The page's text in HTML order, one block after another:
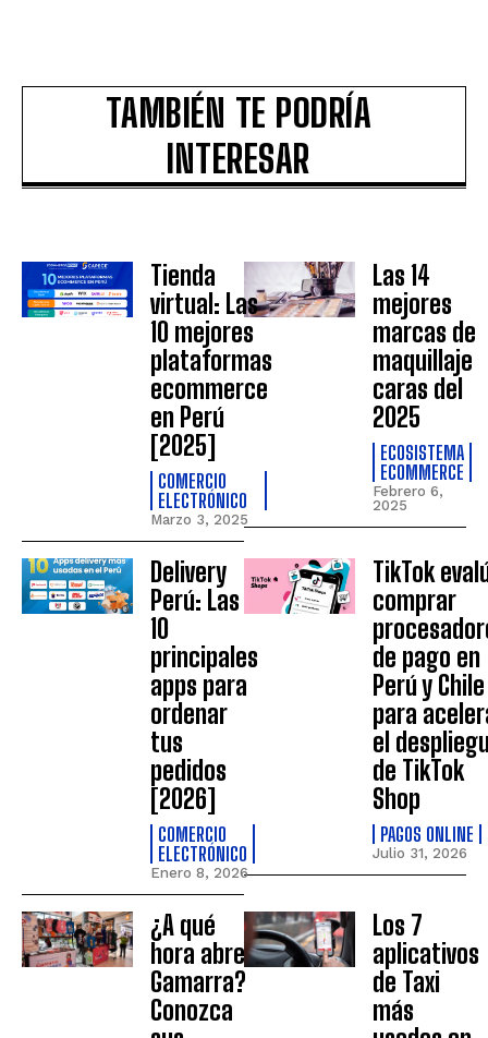
TAMBIÉN TE PODRÍA
INTERESAR
Tienda
virtual: Las
10 mejores
plataformas
ecommerce
en Perú
[2025]
COMERCIO
ELECTRÓNICO
Marzo 3, 2025
Las 14
mejores
marcas de
maquillaje
caras del
2025
ECOSISTEMA
ECOMMERCE
Febrero 6,
2025
Delivery
Perú: Las
10
principales
apps para
ordenar
tus
pedidos
[2026]
COMERCIO
ELECTRÓNICO
Enero 8, 2026
TikTok
comprar
de pago en
Perú y Chile
para
el
de TikTok
Shop
PAGOS ONLINE
Julio 31, 2026
¿A qué
hora abre
Gamarra?
Conozca
Los 7
aplicativos
de Taxi
más